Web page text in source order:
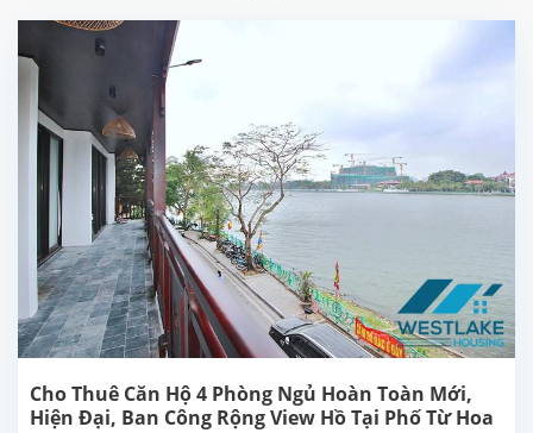
Cho Thuê Căn Hộ 4 Phòng Ngủ Hoàn Toàn Mới,
Hiện Đại, Ban Công Rộng View Hồ Tại Phố Từ Hoa